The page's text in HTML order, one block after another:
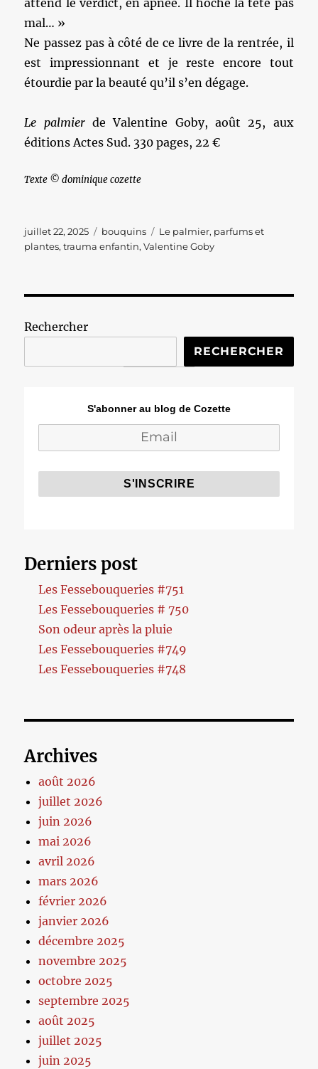
attend le verdict, en apnée. Il hoche la tête pas
mal… »
Ne passez pas à côté de ce livre de la rentrée, il
est impressionnant et je reste encore tout
étourdie par la beauté qu’il s’en dégage.
Le palmierde Valentine Goby, août 25, aux
éditions Actes Sud. 330 pages, 22 €
Texte © dominique cozette
Publié
le
juillet 22, 2025 Catégories
bouquins Étiquettes
Le palmier, parfums et
plantes,trauma enfantin,Valentine Goby
Rechercher
RECHERCHER
S'abonner au blog de Cozette
Derniers post
Les Fessebouqueries #751
Les Fessebouqueries # 750
Son odeur après la pluie
Les Fessebouqueries #749
Les Fessebouqueries #748
Archives
août 2026
juillet 2026
juin 2026
mai 2026
avril 2026
mars 2026
février 2026
janvier 2026
décembre 2025
novembre 2025
octobre 2025
septembre 2025
août 2025
juillet 2025
juin 2025